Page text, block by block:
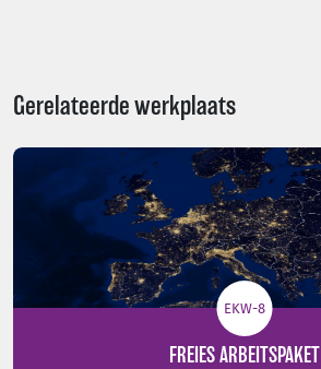
Gerelateerde werkplaats
EKW-8
FREIES ARBEITSPAKET